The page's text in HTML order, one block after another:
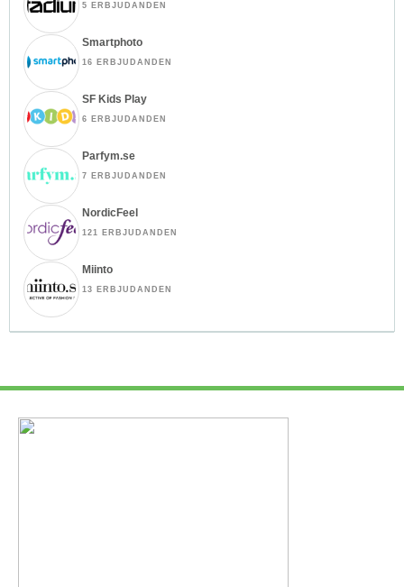
5 ERBJUDANDEN
Smartphoto
16 ERBJUDANDEN
SF Kids Play
6 ERBJUDANDEN
Parfym.se
7 ERBJUDANDEN
NordicFeel
121 ERBJUDANDEN
Miinto
13 ERBJUDANDEN